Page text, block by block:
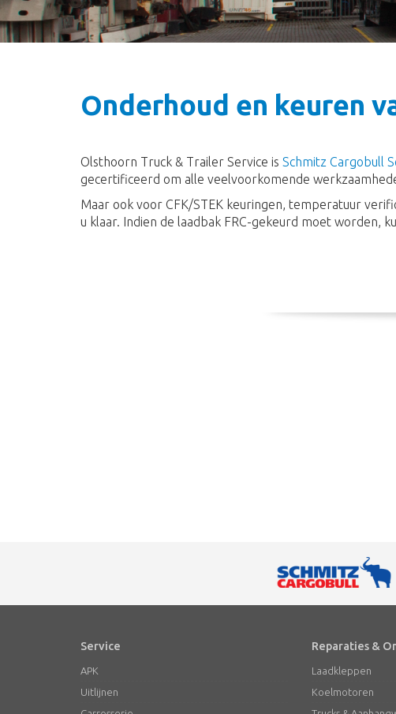
Onderhoud en keuren
Olsthoorn Truck & Trailer Service is Schmitz Cargobull
gecertificeerd om alle veelvoorkomende
Maar ook voor CFK/STEK keuringen, temperatuur
u klaar. Indien de laadbak FRC-gekeurd moet worden,
Service
APK
Uitlijnen
Reparaties &
Laadkleppen
Koelmotoren